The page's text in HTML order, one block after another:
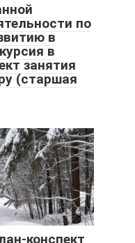
по
в
в
занятия
(старшая
конспект